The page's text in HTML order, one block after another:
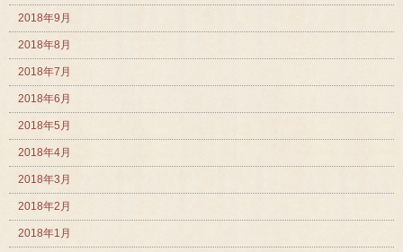
2018年9月
2018年8月
2018年7月
2018年6月
2018年5月
2018年4月
2018年3月
2018年2月
2018年1月